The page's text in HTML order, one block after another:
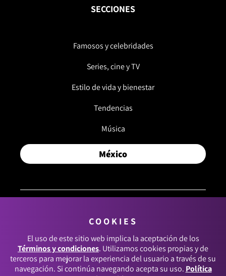
SECCIONES
Famosos y celebridades
Series, cine y TV
Estilo de vida y bienestar
Tendencias
Música
México
© 2026, RCN MEDIOS. TODOS LOS DERECHOS
RESERVADOS.
Términos y condiciones
COOKIES
El uso de este sitio web implica la aceptación de los
Términos y condiciones. Utilizamos cookies propias y de
terceros para mejorar la experiencia del usuario a través de su
navegación. Si continúa navegando acepta su uso. Política